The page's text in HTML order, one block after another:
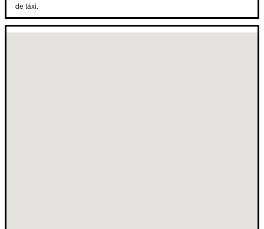
de táxi.